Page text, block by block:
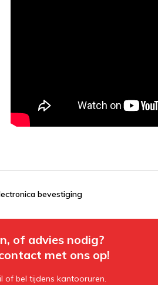
bevestiging
of advies nodig?
met ons op!
of bel tijdens kantooruren.